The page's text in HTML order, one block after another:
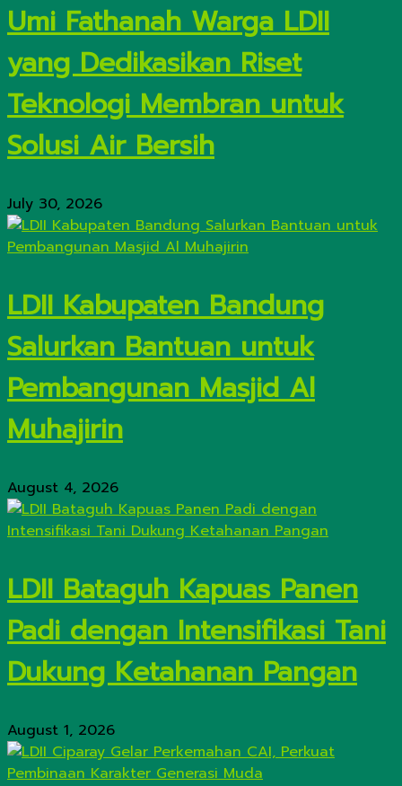
Umi Fathanah Warga LDII
yang Dedikasikan Riset
Teknologi Membran untuk
Solusi Air Bersih
July 30, 2026
LDII Kabupaten Bandung
Salurkan Bantuan untuk
Pembangunan Masjid Al
Muhajirin
August 4, 2026
LDII Bataguh Kapuas Panen
Padi dengan Intensifikasi Tani
Dukung Ketahanan Pangan
August 1, 2026